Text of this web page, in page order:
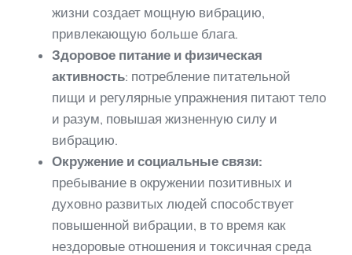
жизни создает мощную вибрацию,
привлекающую больше блага.
Здоровое питание и физическая
активность: потребление питательной
пищи и регулярные упражнения питают тело
и разум, повышая жизненную силу и
вибрацию.
Окружение и социальные связи:
пребывание в окружении позитивных и
духовно развитых людей способствует
повышенной вибрации, в то время как
нездоровые отношения и токсичная среда